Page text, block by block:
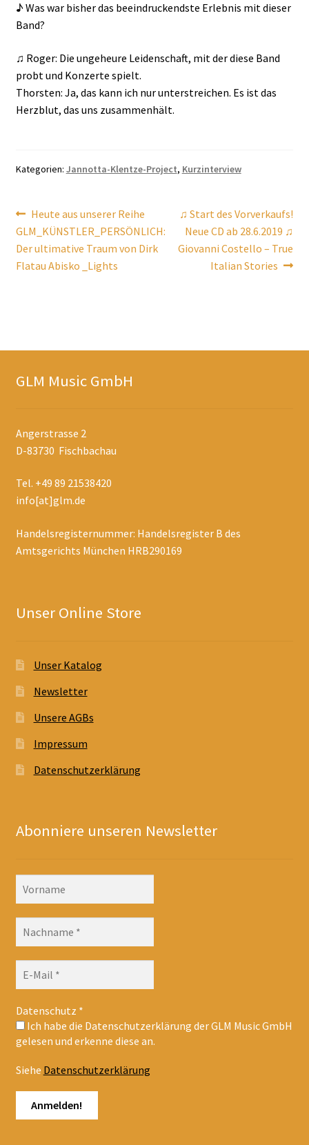
♪ Was war bisher das beeindruckendste Erlebnis mit dieser
Band?
♫ Roger: Die ungeheure Leidenschaft, mit der diese Band
probt und Konzerte spielt.
Thorsten: Ja, das kann ich nur unterstreichen. Es ist das
Herzblut, das uns zusammenhält.
Kategorien: Jannotta-Klentze-Project, Kurzinterview
Beitragsnavigation
Vorheriger
Beitrag:
Heute aus unserer Reihe
GLM_KÜNSTLER_PERSÖNLICH:
Der ultimative Traum von Dirk
Flatau Abisko _Lights
Nächster
Beitrag:
♫ Start des Vorverkaufs!
Neue CD ab 28.6.2019 ♫
Giovanni Costello – True
Italian Stories
GLM Music GmbH
Angerstrasse 2
D-83730 Fischbachau
Tel. +49 89 21538420
info[at]glm.de
Handelsregisternummer: Handelsregister B des
Amtsgerichts München HRB290169
Unser Online Store
Unser Katalog
Newsletter
Unsere AGBs
Impressum
Datenschutzerklärung
Abonniere unseren Newsletter
Datenschutz *
Ich habe die Datenschutzerklärung der GLM Music GmbH
gelesen und erkenne diese an.
Siehe Datenschutzerklärung